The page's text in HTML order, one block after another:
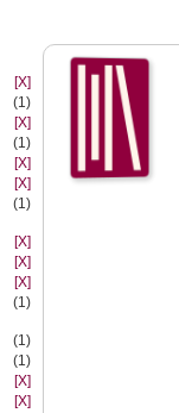
[X]
(1)
[X]
(1)
[X]
[X]
(1)
[X]
[X]
[X]
(1)
(1)
(1)
[X]
[X]